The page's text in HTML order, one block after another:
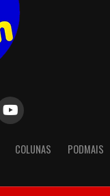
COLUNAS PODMAIS